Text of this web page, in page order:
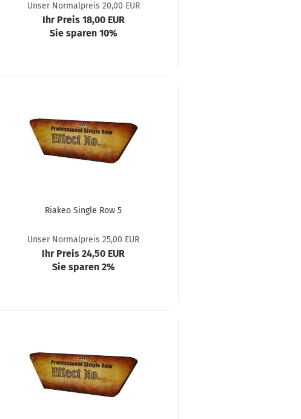
Unser Normalpreis 20,00 EUR
Ihr Preis 18,00 EUR
Sie sparen 10%
Riakeo Single Row 5
Unser Normalpreis 25,00 EUR
Ihr Preis 24,50 EUR
Sie sparen 2%